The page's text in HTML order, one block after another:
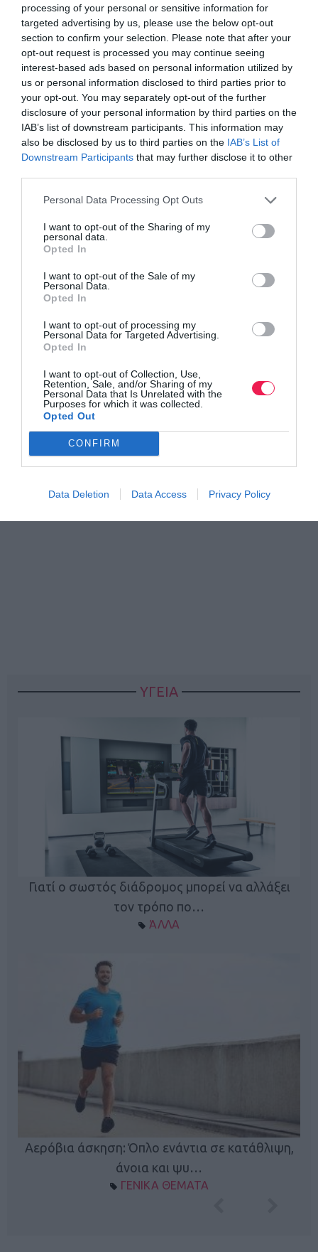
processing of your personal or sensitive information for
targeted advertising by us, please use the below opt-out
section to confirm your selection. Please note that after your
opt-out request is processed you may continue seeing
interest-based ads based on personal information utilized by
us or personal information disclosed to third parties prior to
your opt-out. You may separately opt-out of the further
disclosure of your personal information by third parties on the
IAB’s list of downstream participants. This information may
also be disclosed by us to third parties on the IAB’s List of
Downstream Participants that may further disclose it to other
Personal Data Processing Opt Outs
I want to opt-out of the Sharing of my
personal data.
Opted In
I want to opt-out of the Sale of my
Personal Data.
Opted In
I want to opt-out of processing my
Personal Data for Targeted Advertising.
Opted In
I want to opt-out of Collection, Use,
Retention, Sale, and/or Sharing of my
Personal Data that Is Unrelated with the
Purposes for which it was collected.
Opted Out
CONFIRM
Data Deletion Data Access Privacy Policy
Βρες το RUNNER!
Όλα τα Τεύχη
ΥΓΕΙΑ
Γιατί ο σωστός διάδρομος μπορεί να αλλάξει
τον τρόπο πο…
ΆΛΛΑ
Αερόβια άσκηση: Όπλο ενάντια σε κατάθλιψη,
άνοια και ψυ…
ΓΕΝΙΚΑ ΘΕΜΑΤΑ